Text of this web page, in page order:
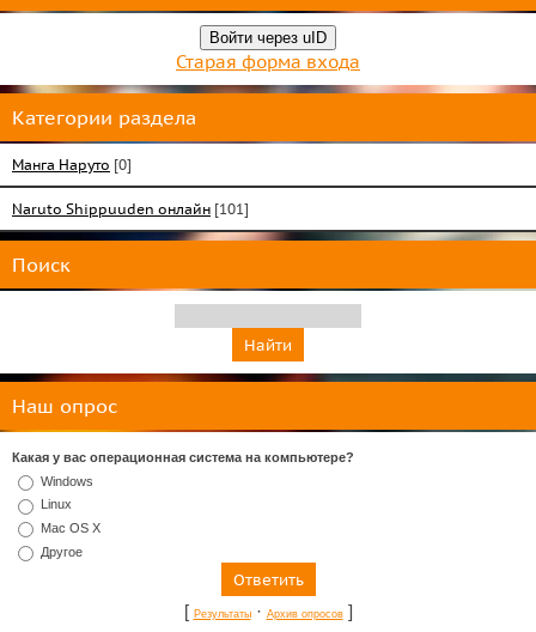
Войти через uID
Старая форма входа
Категории раздела
Манга Наруто [0]
Naruto Shippuuden онлайн [101]
Поиск
Наш опрос
Какая у вас операционная система на компьютере?
Windows
Linux
Mac OS X
Другое
[ Результаты· Архив опросов]